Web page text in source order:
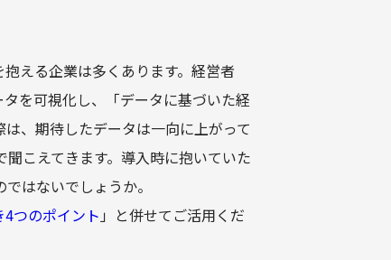
える企業は多くあります。経営者
を可視化し、「データに基づいた経
、期待したデータは一向に上がって
こえてきます。導入時に抱いていた
はないでしょうか。
つのポイント 」と併せてご活用くだ